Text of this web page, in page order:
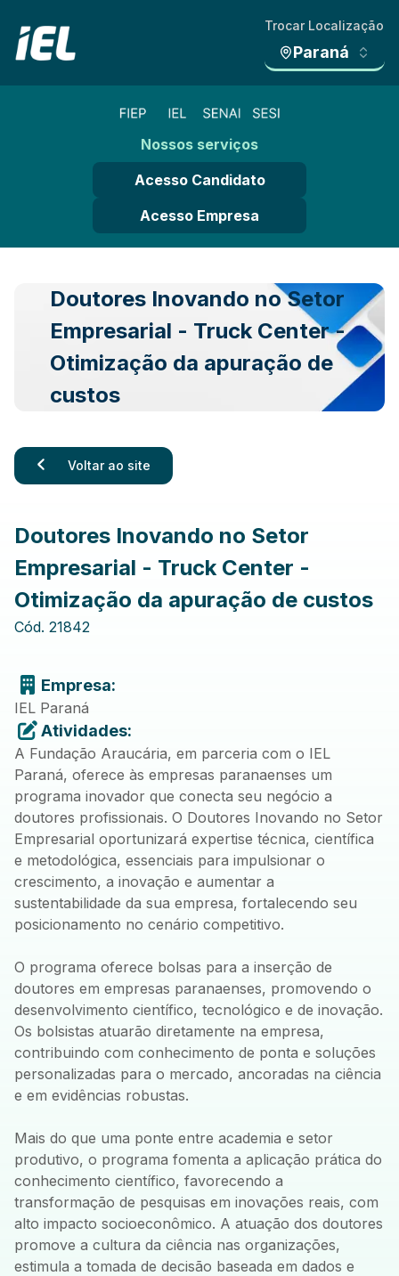
Trocar Localização
Paraná
Nossos serviços
Acesso Candidato
Acesso Empresa
Doutores Inovando no Setor
Empresarial - Truck Center -
Otimização da apuração de
custos
Voltar ao site
Doutores Inovando no Setor
Empresarial - Truck Center -
Otimização da apuração de custos
Cód. 21842
Empresa:
IEL Paraná
Atividades:
A Fundação Araucária, em parceria com o IEL
Paraná, oferece às empresas paranaenses um
programa inovador que conecta seu negócio a
doutores profissionais. O Doutores Inovando no Setor
Empresarial oportunizará expertise técnica, científica
e metodológica, essenciais para impulsionar o
crescimento, a inovação e aumentar a
sustentabilidade da sua empresa, fortalecendo seu
posicionamento no cenário competitivo.
O programa oferece bolsas para a inserção de
doutores em empresas paranaenses, promovendo o
desenvolvimento científico, tecnológico e de inovação.
Os bolsistas atuarão diretamente na empresa,
contribuindo com conhecimento de ponta e soluções
personalizadas para o mercado, ancoradas na ciência
e em evidências robustas.
Mais do que uma ponte entre academia e setor
produtivo, o programa fomenta a aplicação prática do
conhecimento científico, favorecendo a
transformação de pesquisas em inovações reais, com
alto impacto socioeconômico. A atuação dos doutores
promove a cultura da ciência nas organizações,
estimula a tomada de decisão baseada em dados e